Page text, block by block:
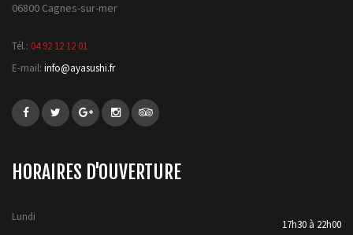
06800 Cagnes-sur-mer
Tél.: 04 92 12 12 01
E-mail: info@ayasushi.fr
HORAIRES D'OUVERTURE
Lundi
17h30 à 22h00